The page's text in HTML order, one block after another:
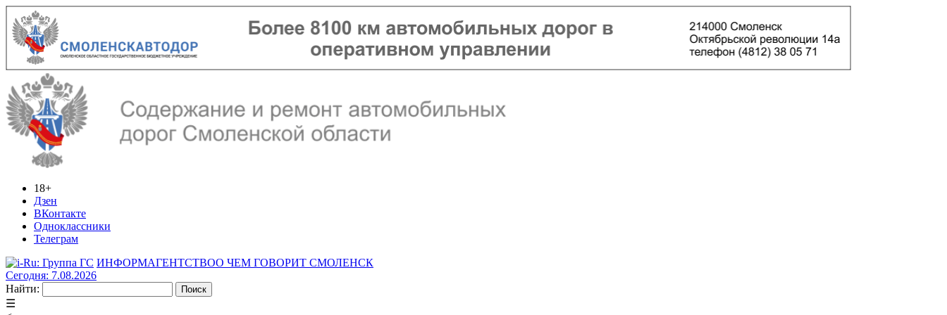
18+
Дзен
ВКонтакте
Одноклассники
Телеграм
ИНФОРМАГЕНТСТВОО ЧЕМ ГОВОРИТ СМОЛЕНСК
Сегодня: 7.08.2026
Найти:
☰